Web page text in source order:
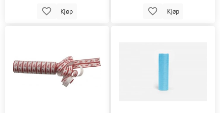
Kjøp Kjøp